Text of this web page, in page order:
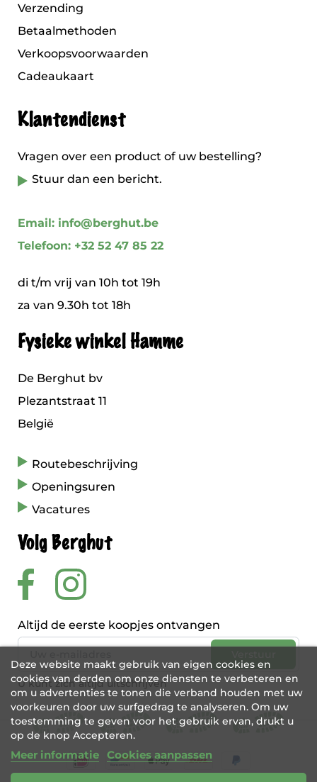
Verzending
Betaalmethoden
Verkoopsvoorwaarden
Cadeaukaart
Klantendienst
Vragen over een product of uw bestelling?
Stuur dan een bericht.
Email: info@berghut.be
Telefoon: +32 52 47 85 22
di t/m vrij van 10h tot 19h
za van 9.30h tot 18h
Fysieke winkel Hamme
De Berghut bv
Plezantstraat 11
België
Routebeschrijving
Openingsuren
Vacatures
Volg Berghut
Altijd de eerste koopjes ontvangen
U kunt zich altijd uitschrijven
Deze website maakt gebruik van eigen cookies en
cookies van derden om onze diensten te verbeteren en
om u advertenties te tonen die verband houden met uw
voorkeuren door uw surfgedrag te analyseren. Om uw
toestemming te geven voor het gebruik ervan, drukt u
op de knop Accepteren.
Meer informatie Cookies aanpassen